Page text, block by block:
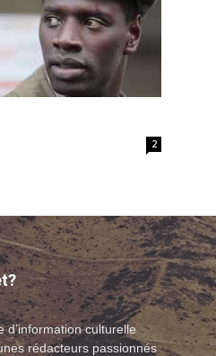
2
d’information culturelle
rédacteurs passionnés